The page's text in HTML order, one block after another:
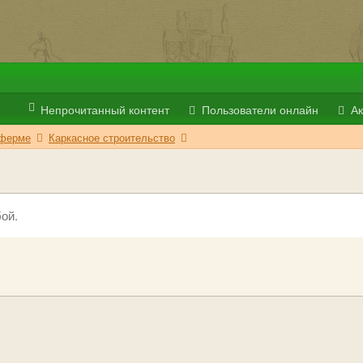
Непрочитанный контент Пользователи онлайн
Каркасное строительство